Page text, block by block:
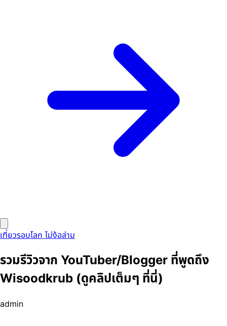
เที่ยวรอบโลก ไม่ง้อล่าม
รวมรีวิวจาก YouTuber/Blogger ที่พูดถึง
Wisoodkrub (ดูคลิปเต็มๆ ที่นี่)
admin